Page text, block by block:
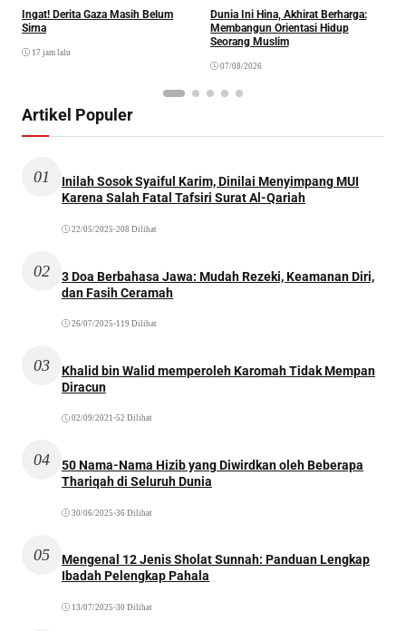
Ingat! Derita Gaza Masih Belum
Sirna
17 jam lalu
Dunia Ini Hina, Akhirat Berharga:
Membangun Orientasi Hidup
Seorang Muslim
07/08/2026
Artikel Populer
01
Inilah Sosok Syaiful Karim, Dinilai Menyimpang MUI
Karena Salah Fatal Tafsiri Surat Al-Qariah
22/05/2025 •208 Dilihat
02
3 Doa Berbahasa Jawa: Mudah Rezeki, Keamanan Diri,
dan Fasih Ceramah
26/07/2025 •119 Dilihat
03
Khalid bin Walid memperoleh Karomah Tidak Mempan
Diracun
02/09/2021 •52 Dilihat
04
50 Nama-Nama Hizib yang Diwirdkan oleh Beberapa
Thariqah di Seluruh Dunia
30/06/2025 •36 Dilihat
05
Mengenal 12 Jenis Sholat Sunnah: Panduan Lengkap
Ibadah Pelengkap Pahala
13/07/2025 •30 Dilihat